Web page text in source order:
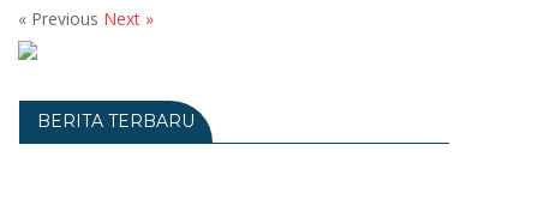
« Previous Next »
BERITA TERBARU